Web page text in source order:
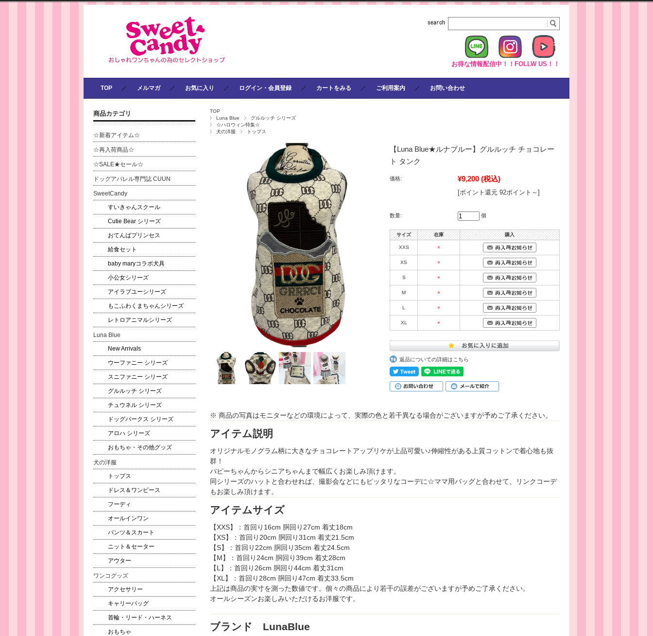
お得な情報配信中！！FOLLW US！！
TOP メルマガ お気に入り ログイン・会員登録 カートをみる ご利用案内 お問い合わせ
TOP
Luna Blue
グルルッチ シリーズ
☆ハロウィン特集☆
犬の洋服
トップス
【Luna Blue★ルナブルー】グルルッチ チョコレー
ト タンク
価格: ¥9,200 (税込)
[ポイント還元 92ポイント～]
数量: 個
サイズ 在庫 購入
XXS ×
XS ×
S ×
M ×
L ×
XL ×
返品についての詳細はこちら
※ 商品の写真はモニターなどの環境によって、実際の色と若干異なる場合がございますが予めご了承ください。
アイテム説明
オリジナルモノグラム柄に大きなチョコレートアップリケが上品可愛い♪伸縮性がある上質コットンで着心地も抜
群！
パピーちゃんからシニアちゃんまで幅広くお楽しみ頂けます。
同シリーズのハットと合わせれば、撮影会などにもピッタリなコーデに☆ママ用バッグと合わせて、リンクコーデ
もお楽しみ頂けます。
アイテムサイズ
【XXS】：首回り16cm 胴回り27cm 着丈18cm
【XS】：首回り20cm 胴回り31cm 着丈21.5cm
【S】：首回り22cm 胴回り35cm 着丈24.5cm
【M】：首回り24cm 胴回り39cm 着丈28cm
【L】：首回り26cm 胴回り44cm 着丈31cm
【XL】：首回り28cm 胴回り47cm 着丈33.5cm
上記は商品の実寸を測った数値です。個々の商品により若干の誤差がございますが予めご了承ください。
オールシーズンお楽しみいただけるお洋服です。
ブランド LunaBlue
商品カテゴリ
☆新着アイテム☆
☆再入荷商品☆
☆SALE★セール☆
ドッグアパレル専門誌 CUUN
SweetCandy
すいきゃんスクール
Cutie Bear シリーズ
おてんばプリンセス
給食セット
baby maryコラボ犬具
小公女シリーズ
アイラブユーシリーズ
もこふわくまちゃんシリーズ
レトロアニマルシリーズ
Luna Blue
New Arrivals
ウーファニー シリーズ
スニファニー シリーズ
グルルッチ シリーズ
チュウネル シリーズ
ドッグバークス シリーズ
アロハ シリーズ
おもちゃ・その他グッズ
犬の洋服
トップス
ドレス＆ワンピース
フーディ
オールインワン
パンツ＆スカート
ニット＆セーター
アウター
ワンコグッズ
アクセサリー
キャリーバッグ
首輪・リード・ハーネス
おもちゃ